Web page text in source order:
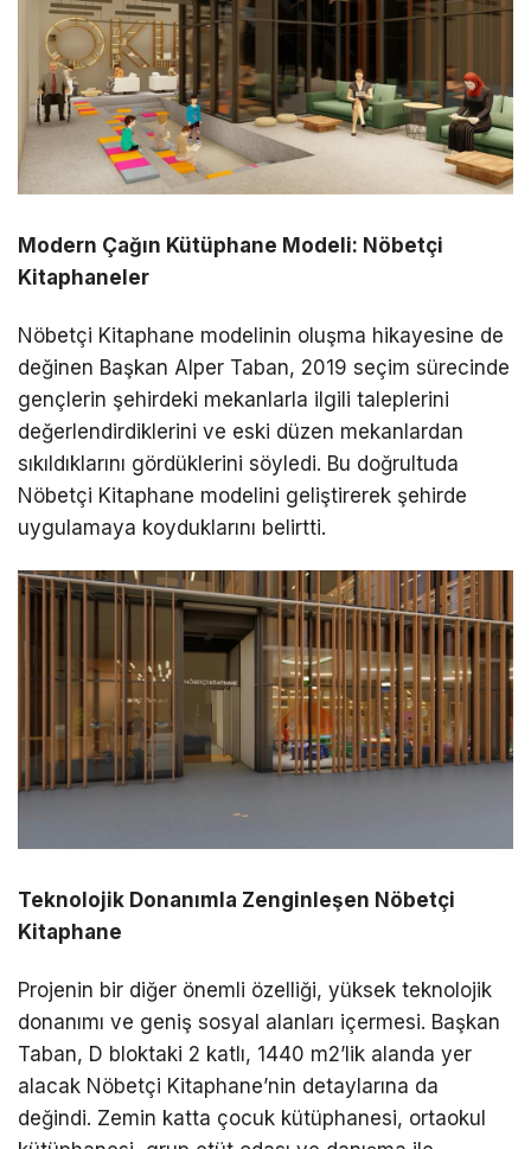
Modern Çağın Kütüphane Modeli: Nöbetçi
Kitaphaneler
Nöbetçi Kitaphane modelinin oluşma hikayesine de
değinen Başkan Alper Taban, 2019 seçim sürecinde
gençlerin şehirdeki mekanlarla ilgili taleplerini
değerlendirdiklerini ve eski düzen mekanlardan
sıkıldıklarını gördüklerini söyledi. Bu doğrultuda
Nöbetçi Kitaphane modelini geliştirerek şehirde
uygulamaya koyduklarını belirtti.
Teknolojik Donanımla Zenginleşen Nöbetçi
Kitaphane
Projenin bir diğer önemli özelliği, yüksek teknolojik
donanımı ve geniş sosyal alanları içermesi. Başkan
Taban, D bloktaki 2 katlı, 1440 m2’lik alanda yer
alacak Nöbetçi Kitaphane’nin detaylarına da
değindi. Zemin katta çocuk kütüphanesi, ortaokul